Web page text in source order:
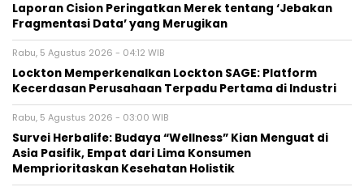
Laporan Cision Peringatkan Merek tentang ‘Jebakan
Fragmentasi Data’ yang Merugikan
Rabu, 5 Agustus 2026 - 04:12 WIB
Lockton Memperkenalkan Lockton SAGE: Platform
Kecerdasan Perusahaan Terpadu Pertama di Industri
Rabu, 5 Agustus 2026 - 03:00 WIB
Survei Herbalife: Budaya “Wellness” Kian Menguat di
Asia Pasifik, Empat dari Lima Konsumen
Memprioritaskan Kesehatan Holistik